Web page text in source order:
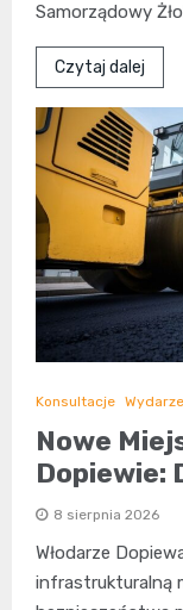
Samorządowy
Czytaj dalej
Konsultacje
Nowe
Dopiewie:
8 sierpnia 2026
Włodarze
infrastrukturalną